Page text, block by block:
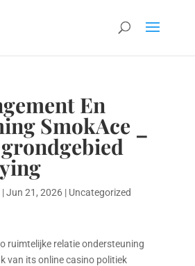
En
SmokAce _
|Jun 21, 2026| Uncategorized
ruimtelijke relatie ondersteuning
van its online casino politiek